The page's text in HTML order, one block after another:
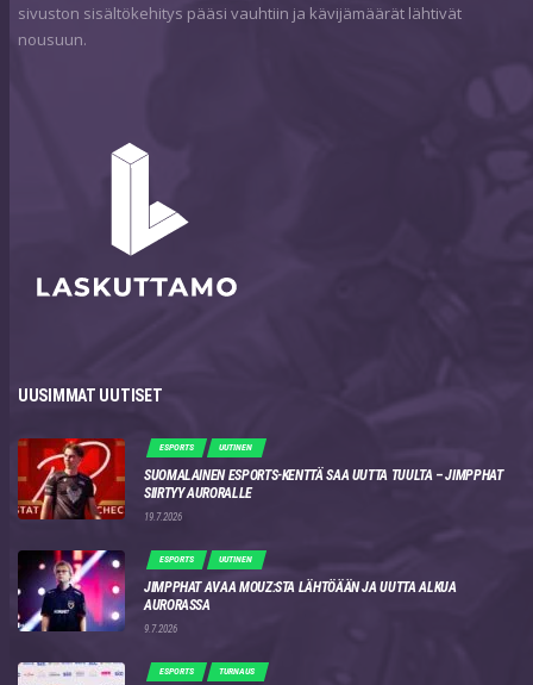
sivuston sisältökehitys pääsi vauhtiin ja kävijämäärät lähtivät
nousuun.
UUSIMMAT UUTISET
ESPORTS UUTINEN
SUOMALAINEN ESPORTS-KENTTÄ SAA UUTTA TUULTA – JIMPPHAT
SIIRTYY AURORALLE
19.7.2026
ESPORTS UUTINEN
JIMPPHAT AVAA MOUZ:STA LÄHTÖÄÄN JA UUTTA ALKUA
AURORASSA
9.7.2026
ESPORTS TURNAUS